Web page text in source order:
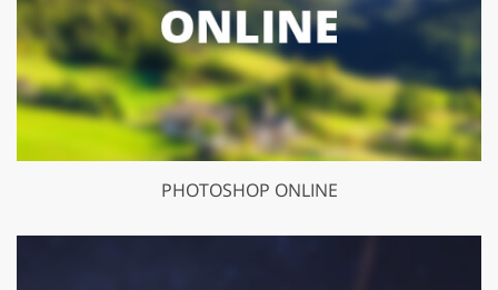
PHOTOSHOP ONLINE